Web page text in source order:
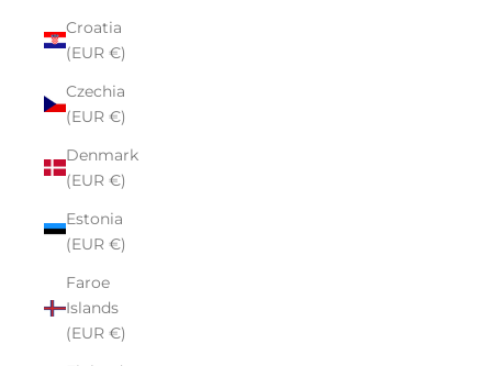
Croatia
(EUR €)
Czechia
(EUR €)
Denmark
(EUR €)
Estonia
(EUR €)
Faroe
Islands
(EUR €)